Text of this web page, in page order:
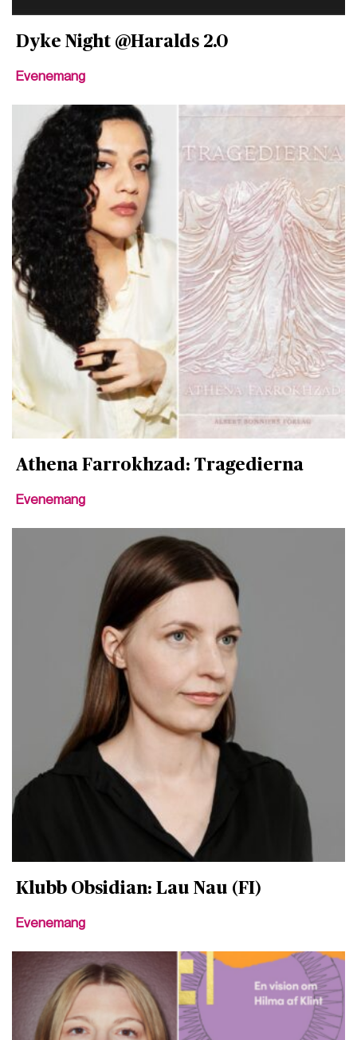
Dyke Night @Haralds 2.0
Evenemang
Athena Farrokhzad: Tragedierna
Evenemang
Klubb Obsidian: Lau Nau (FI)
Evenemang